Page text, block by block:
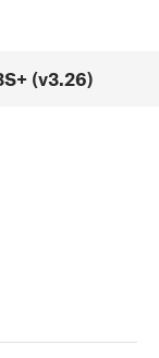
(v3.26)